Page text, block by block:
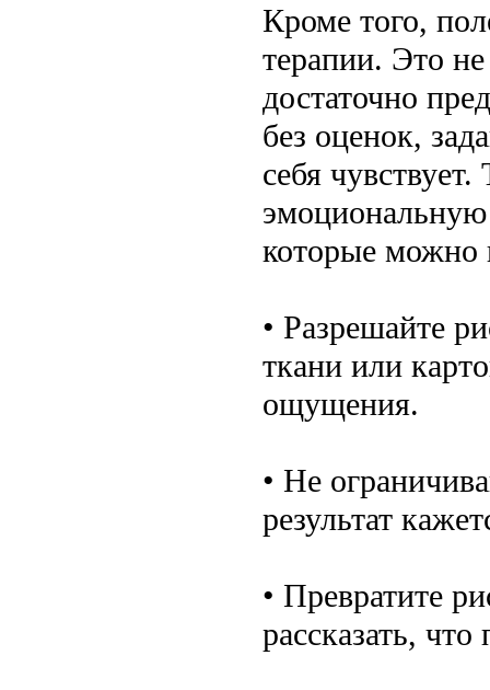
Кроме того,
терапии. Это
достаточно
без оценок,
себя
эмоциональную
которые можно
• Разрешайте
ткани или
ощущения.
• Не
результат
• Превратите
рассказать,